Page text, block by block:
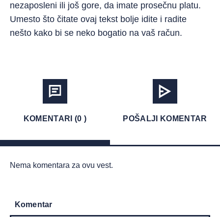
nezaposleni ili još gore, da imate prosečnu platu.
Umesto što čitate ovaj tekst bolje idite i radite
nešto kako bi se neko bogatio na vaš račun.
KOMENTARI (0 ) POŠALJI KOMENTAR
Nema komentara za ovu vest.
Komentar